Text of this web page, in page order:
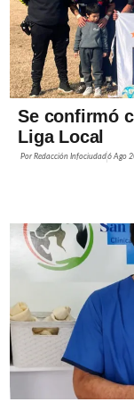
Se confirmó
Liga Local
PorRedacción Infociudad6 Ago